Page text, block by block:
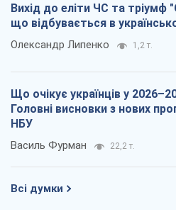
Вихід до еліти ЧС та тріумф
що відбувається в
Олександр Липенко 1,2 т.
Що очікує українців у
Головні висновки з нових
НБУ
Василь Фурман 22,2 т.
Всі думки